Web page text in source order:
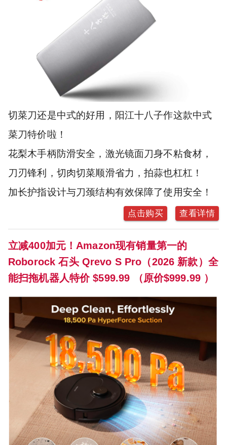
切菜刀还是中式的好用，阳江十八子作这款中式
菜刀特价啦！
花梨木手柄防滑安全，激光镜面刀身不粘食材，
刀刃锋利，切肉切菜顺滑省力，拍蒜也杠杠！
加长护指设计与刀颈结构有效保障了使用安全！
点击购买 查看详情
立减400加元！Amazon现有销量第一的
Roborock 石头 Qrevo S Pro（2026 新款）全
能扫拖机器人特价 $599.99 （原价$999.99 ）